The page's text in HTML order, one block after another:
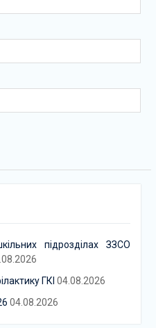
підрозділах ЗЗСО
ГКІ 04.08.2026
04.08.2026